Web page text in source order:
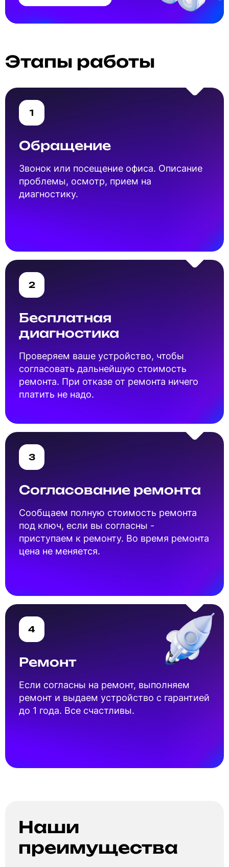
Этапы работы
1
Обращение
Звонок или посещение офиса. Описание
проблемы, осмотр, прием на
диагностику.
2
Бесплатная
диагностика
Проверяем ваше устройство, чтобы
согласовать дальнейшую стоимость
ремонта. При отказе от ремонта ничего
платить не надо.
3
Согласование ремонта
Cообщаем полную стоимость ремонта
под ключ, если вы согласны -
приступаем к ремонту. Во время ремонта
цена не меняется.
4
Ремонт
Если согласны на ремонт, выполняем
ремонт и выдаем устройство с гарантией
до 1 года. Все счастливы.
Наши
преимущества